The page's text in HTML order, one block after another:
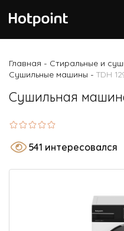
Морозильные камеры
Стиральные и
Посудомоечные машины
Варочные панели
Духовые шкафы
Главная - Стиральные и
Сушильные машины - TDH
Сушильная
541 интересовался